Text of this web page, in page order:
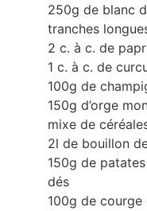
250g de blanc
tranches
2 c. à c. de
1 c. à c. de
100g de
150g d’orge
mixe de
2l de bouillon
150g de
dés
100g de